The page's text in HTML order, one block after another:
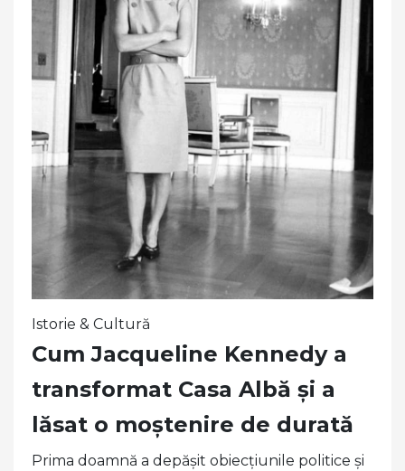
Istorie & Cultură
Cum Jacqueline Kennedy a
transformat Casa Albă și a
lăsat o moștenire de durată
Prima doamnă a depășit obiecțiunile politice și